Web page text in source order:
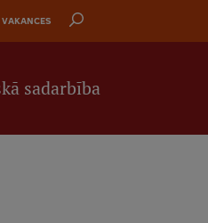
VAKANCES
sadarbība